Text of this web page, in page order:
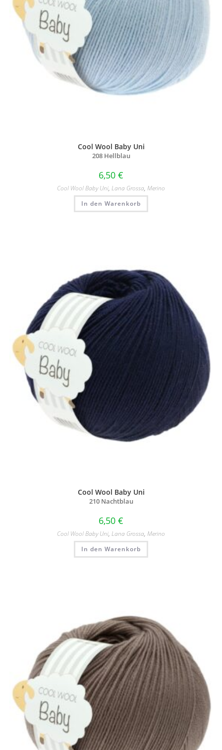
Cool Wool Baby Uni
208 Hellblau
6,50 €
Cool Wool Baby Uni, Lana Grossa, Merino
In den Warenkorb
Cool Wool Baby Uni
210 Nachtblau
6,50 €
Cool Wool Baby Uni, Lana Grossa, Merino
In den Warenkorb